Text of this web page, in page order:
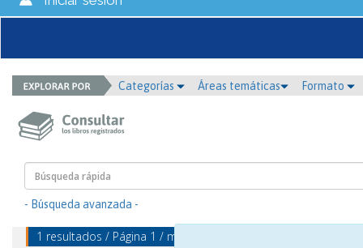
Categorías Áreas temáticas Formato
- Búsqueda avanzada -
1 resultados / Página 1 / mostrando 1 - 1